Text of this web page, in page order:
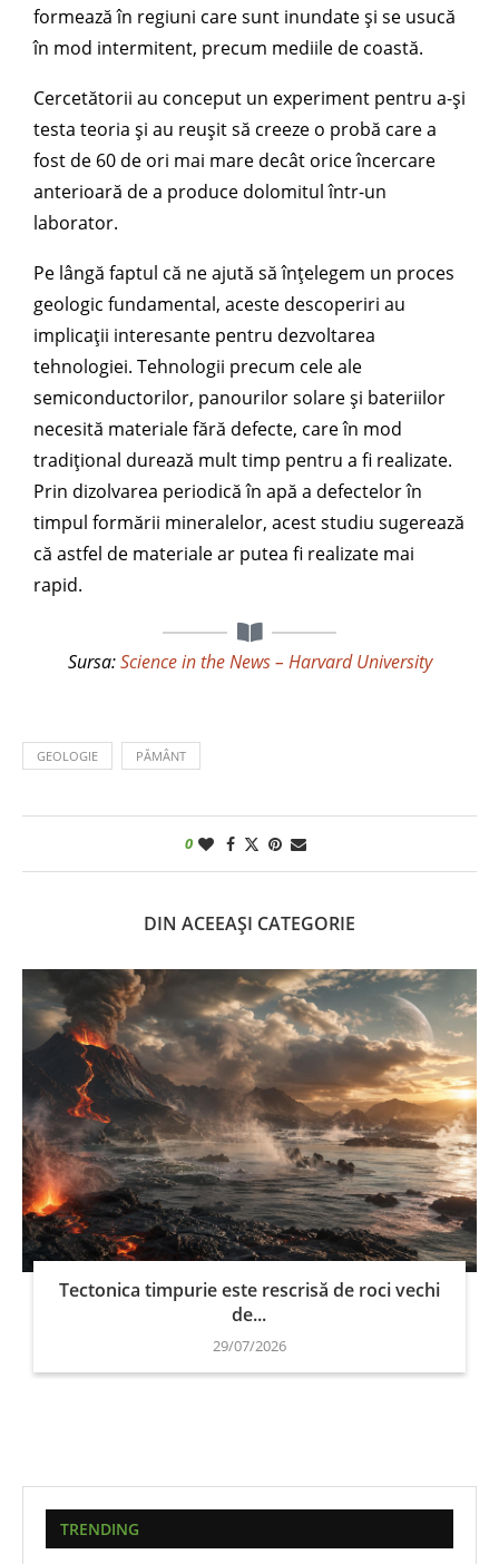
formează în regiuni care sunt inundate și se usucă
în mod intermitent, precum mediile de coastă.
Cercetătorii au conceput un experiment pentru a-și
testa teoria și au reușit să creeze o probă care a
fost de 60 de ori mai mare decât orice încercare
anterioară de a produce dolomitul într-un
laborator.
Pe lângă faptul că ne ajută să înțelegem un proces
geologic fundamental, aceste descoperiri au
implicații interesante pentru dezvoltarea
tehnologiei. Tehnologii precum cele ale
semiconductorilor, panourilor solare și bateriilor
necesită materiale fără defecte, care în mod
tradițional durează mult timp pentru a fi realizate.
Prin dizolvarea periodică în apă a defectelor în
timpul formării mineralelor, acest studiu sugerează
că astfel de materiale ar putea fi realizate mai
rapid.
Sursa:Science in the News – Harvard University
GEOLOGIE PĂMÂNT
0
DIN ACEEAȘI CATEGORIE
Tectonica timpurie este rescrisă de roci vechi
de...
29/07/2026
TRENDING